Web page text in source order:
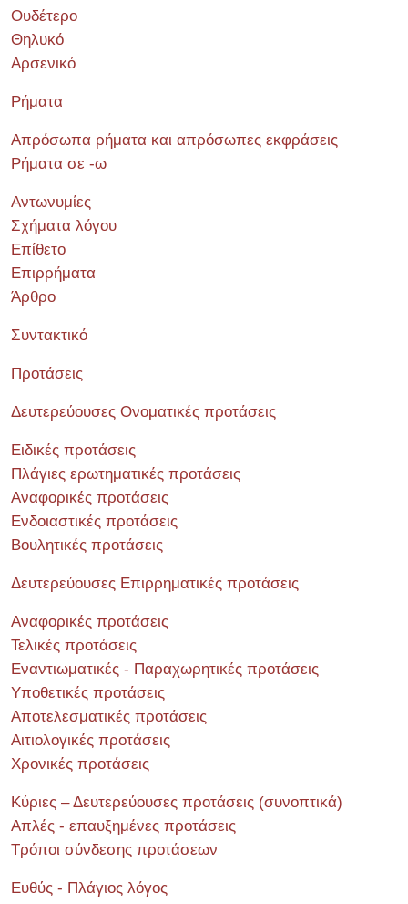
Ουδέτερο
Θηλυκό
Αρσενικό
Ρήματα
Απρόσωπα ρήματα και απρόσωπες εκφράσεις
Ρήματα σε -ω
Αντωνυμίες
Σχήματα λόγου
Επίθετο
Επιρρήματα
Άρθρο
Συντακτικό
Προτάσεις
Δευτερεύουσες Ονοματικές προτάσεις
Ειδικές προτάσεις
Πλάγιες ερωτηματικές προτάσεις
Αναφορικές προτάσεις
Ενδοιαστικές προτάσεις
Βουλητικές προτάσεις
Δευτερεύουσες Επιρρηματικές προτάσεις
Αναφορικές προτάσεις
Τελικές προτάσεις
Εναντιωματικές - Παραχωρητικές προτάσεις
Υποθετικές προτάσεις
Αποτελεσματικές προτάσεις
Αιτιολογικές προτάσεις
Χρονικές προτάσεις
Κύριες – Δευτερεύουσες προτάσεις (συνοπτικά)
Απλές - επαυξημένες προτάσεις
Τρόποι σύνδεσης προτάσεων
Ευθύς - Πλάγιος λόγος